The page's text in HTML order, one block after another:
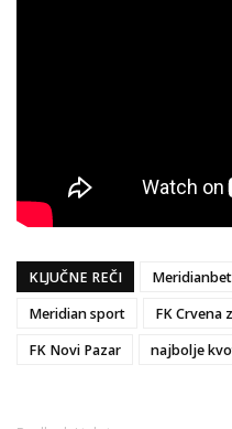
KLJUČNE REČI Meridianbet
Meridian sport
FK Crvena
FK Novi Pazar
najbolje